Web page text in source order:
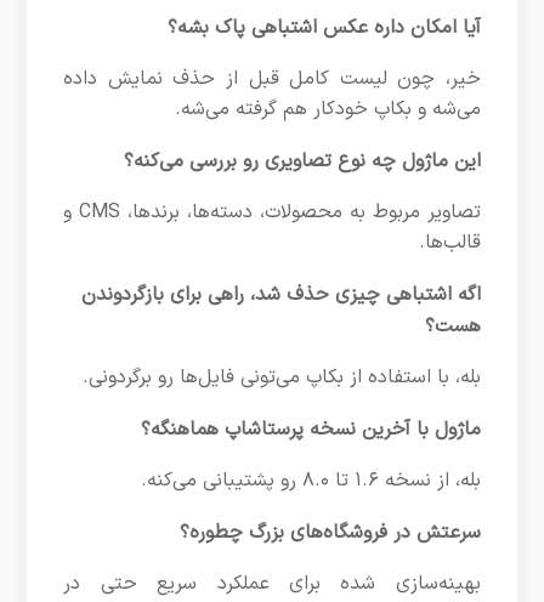
آیا امکان داره عکس اشتباهی پاک بشه؟
خیر، چون لیست کامل قبل از حذف نمایش داده
می‌شه و بکاپ خودکار هم گرفته می‌شه.
این ماژول چه نوع تصاویری رو بررسی می‌کنه؟
تصاویر مربوط به محصولات، دسته‌ها، برندها، CMS و
قالب‌ها.
اگه اشتباهی چیزی حذف شد، راهی برای بازگردوندن
هست؟
بله، با استفاده از بکاپ می‌تونی فایل‌ها رو برگردونی.
ماژول با آخرین نسخه پرستاشاپ هماهنگه؟
بله، از نسخه ۱.۶ تا ۸.۰ رو پشتیبانی می‌کنه.
سرعتش در فروشگاه‌های بزرگ چطوره؟
بهینه‌سازی شده برای عملکرد سریع حتی در